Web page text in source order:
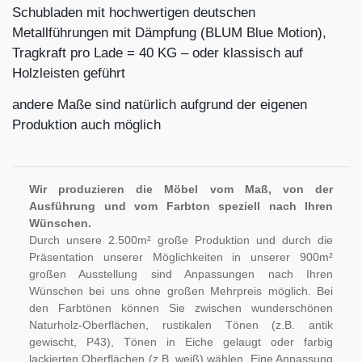
Schubladen mit hochwertigen deutschen
Metallführungen mit Dämpfung (BLUM Blue Motion),
Tragkraft pro Lade = 40 KG – oder klassisch auf
Holzleisten geführt
andere Maße sind natürlich aufgrund der eigenen
Produktion auch möglich
Wir produzieren die Möbel vom Maß, von der
Ausführung und vom Farbton speziell nach Ihren
Wünschen.
Durch unsere 2.500m² große Produktion und durch die
Präsentation unserer Möglichkeiten in unserer 900m²
großen Ausstellung sind Anpassungen nach Ihren
Wünschen bei uns ohne großen Mehrpreis möglich. Bei
den Farbtönen können Sie zwischen wunderschönen
Naturholz-Oberflächen, rustikalen Tönen (z.B. antik
gewischt, P43), Tönen in Eiche gelaugt oder farbig
lackierten Oberflächen (z.B. weiß) wählen. Eine Anpassung